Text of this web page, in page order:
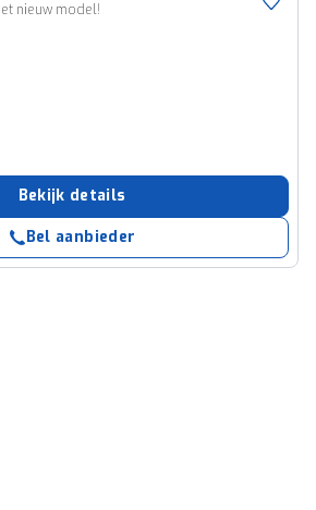
nieuw model!
Bekijk details
Bel aanbieder